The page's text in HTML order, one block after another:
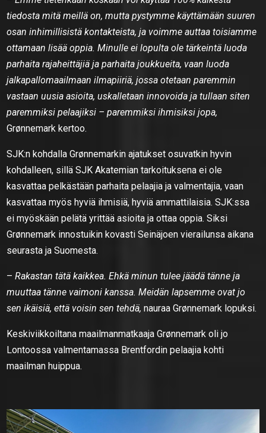
tiedosta mitä meillä on, mutta pystymme käyttämään suuren
osan inhimillisistä kontakteista, ja voimme auttaa toisiamme
ottamaan lisää oppia. Minulle ei lopulta ole tärkeintä luoda
parhaita rajaheittäjiä ja parhaita joukkueita, vaan luoda
jalkapallomaailmaan ilmapiiriä, jossa otetaan paremmin
vastaan uusia asioita, uskalletaan innovoida ja tullaan siten
paremmiksi pelaajiksi – paremmiksi ihmisiksi jopa,
Grønnemark kertoo.
SJK:n kohdalla Grønnemarkin ajatukset osuvatkin hyvin
kohdalleen, sillä SJK Akatemian tarkoituksena ei ole
kasvattaa pelkästään parhaita pelaajia ja valmentajia, vaan
kasvattaa myös hyviä ihmisiä, hyviä ammattilaisia. SJK:ssa
ei myöskään pelätä yrittää asioita ja ottaa oppia. Siksi
Grønnemark innostuikin kovasti Seinäjoen vierailunsa aikana
seurasta ja Suomesta.
–Rakastan tätä kaikkea. Ehkä minun tulee jäädä tänne ja
muuttaa tänne vaimoni kanssa. Meidän lapsemme ovat jo
sen ikäisiä, että voisin sen tehdä, nauraa Grønnemark lopuksi.
Keskiviikkoiltana maailmanmatkaaja Grønnemark oli jo
Lontoossa valmentamassa Brentfordin pelaajia kohti
maailman huippua.